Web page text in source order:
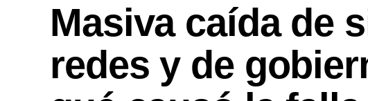
Masiva caída de
redes y de